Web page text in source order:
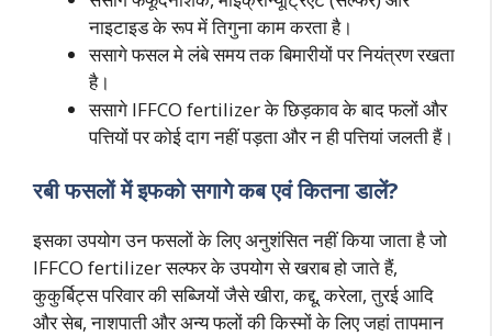
नाइटाइड के रूप में तिगुना काम करता है।
ससागे फसल मे लंबे समय तक बिमारीयों पर नियंत्रण रखता
है।
ससागे IFFCO fertilizer के छिड़काव के बाद फलों और
पत्तियों पर कोई दाग नहीं पड़ता और न ही पत्तियां जलती हैं।
रबी फसलों में इफको सगागे कब एवं कितना डालें?
इसका उपयोग उन फसलों के लिए अनुशंसित नहीं किया जाता है जो
IFFCO fertilizer सल्फर के उपयोग से खराब हो जाते हैं,
कुकुर्बिट्स परिवार की सब्जियों जैसे खीरा, कद्दू, करेला, तुरई आदि
और सेब, नाशपाती और अन्य फलों की किस्मों के लिए जहां तापमान